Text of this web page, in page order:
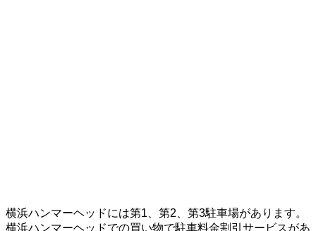
横浜ハンマーヘッドには第1、第2、第3駐車場があります。
横浜ハンマーヘッドでの買い物で駐車料金割引サービスがあ